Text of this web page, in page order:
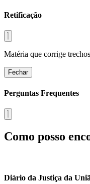
Retificação
Matéria que corrige
Fechar
Perguntas Frequentes
Como posso
Diário da Justiça da